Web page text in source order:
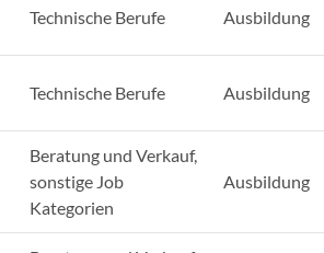
Technische Berufe Ausbildung
Technische Berufe Ausbildung
Beratung und Verkauf,
sonstige Job
Kategorien
Ausbildung